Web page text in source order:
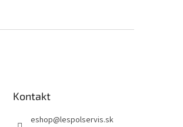
Kontakt
eshop@lespolservis.sk